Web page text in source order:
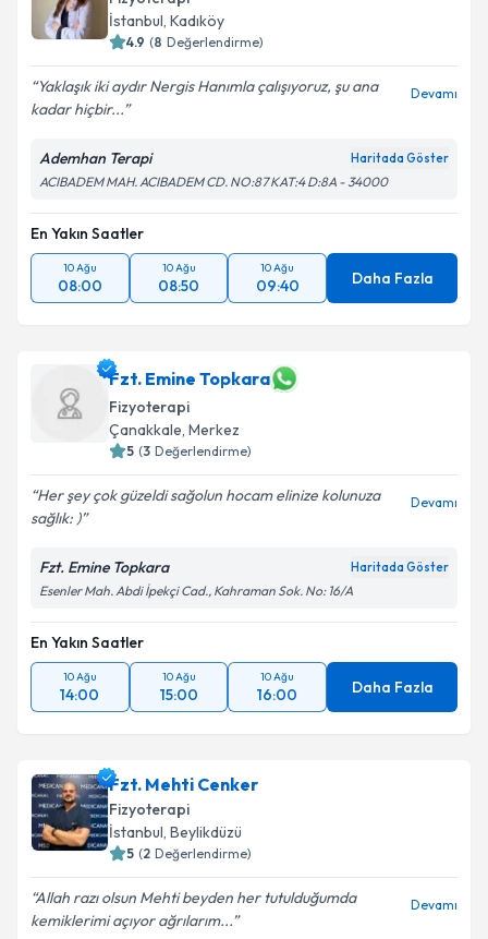
İstanbul, Kadıköy
4.9 (8 Değerlendirme)
Yaklaşık iki aydır Nergis Hanımla çalışıyoruz, şu ana
kadar hiçbir...
Devamı
Ademhan Terapi Haritada Göster
ACIBADEM MAH. ACIBADEM CD. NO:87 KAT:4 D:8A - 34000
En Yakın Saatler
10 Ağu
08:00
10 Ağu
08:50
10 Ağu
09:40 Daha Fazla
Fzt. Emine Topkara
Fizyoterapi
Çanakkale, Merkez
5 (3 Değerlendirme)
Her şey çok güzeldi sağolun hocam elinize kolunuza
sağlık: )
Devamı
Fzt. Emine Topkara Haritada Göster
Esenler Mah. Abdi İpekçi Cad., Kahraman Sok. No: 16/A
En Yakın Saatler
10 Ağu
14:00
10 Ağu
15:00
10 Ağu
16:00 Daha Fazla
Fzt. Mehti Cenker
Fizyoterapi
İstanbul, Beylikdüzü
5 (2 Değerlendirme)
Allah razı olsun Mehti beyden her tutulduğumda
kemiklerimi açıyor ağrılarım...
Devamı